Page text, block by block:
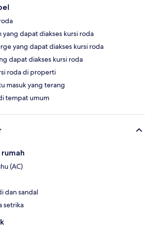
yang dapat diakses kursi roda
yang dapat diakses kursi roda
dapat diakses kursi roda
roda di properti
masuk yang terang
tempat umum
(AC)
dan sandal
setrika